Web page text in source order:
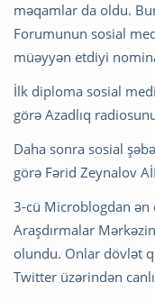
məqamlar da oldu.
Forumunun sosial
müəyyən etdiyi
İlk diploma sosial
görə Azadlıq
Daha sonra sosial
görə Fərid Zeynalov
3-cü Microblogdan ən
Araşdırmalar
olundu. Onlar dövlət
Twitter üzərindən